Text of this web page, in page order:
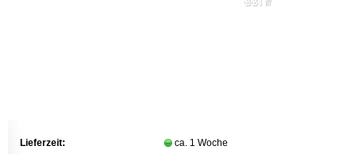
Lieferzeit: ca. 1 Woche